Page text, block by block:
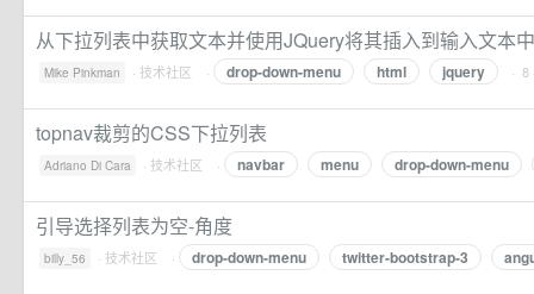
从下拉列表中获取文本并使用JQuery将其插入到输入文本
Mike Pinkman · 技术社区 · drop-down-menu html jquery · 8
topnav裁剪的CSS下拉列表
Adriano Di Cara · 技术社区 · navbar menu drop-down-menu
引导选择列表为空-角度
billy_56 · 技术社区 · drop-down-menu twitter-bootstrap-3